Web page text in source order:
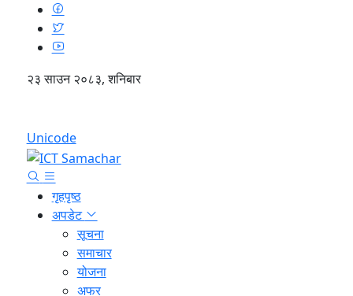
२३ साउन २०८३, शनिबार
Unicode
गृहपृष्ठ
अपडेट
सूचना
समाचार
योजना
अफर